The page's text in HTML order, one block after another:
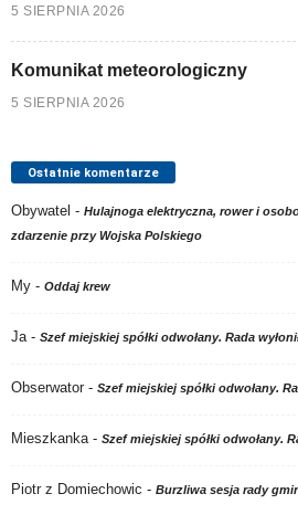
5 SIERPNIA 2026
Komunikat meteorologiczny
5 SIERPNIA 2026
Ostatnie komentarze
Obywatel - Hulajnoga elektryczna, rower i
zdarzenie przy Wojska Polskiego
My - Oddaj krew
Ja- Szef miejskiej spółki odwołany. Rada
Obserwator - Szef miejskiej spółki odwołany.
Mieszkanka- Szef miejskiej spółki odwołany.
Piotr z Domiechowic - Burzliwa sesja rady